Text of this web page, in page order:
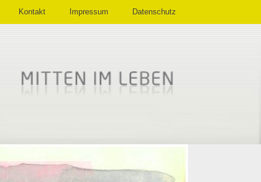
Kontakt Impressum Datenschutz